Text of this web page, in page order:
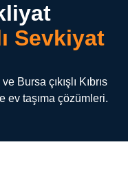
Sevkiyat
Bursa çıkışlı Kıbrıs
ev taşıma çözümleri.